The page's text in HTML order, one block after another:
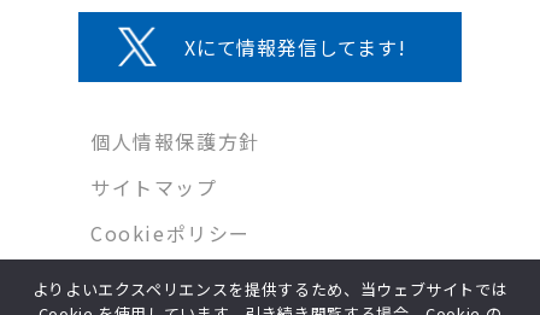
Xにて情報発信してます!
個人情報保護方針
サイトマップ
Cookieポリシー
よりよいエクスペリエンスを提供するため、当ウェブサイトでは